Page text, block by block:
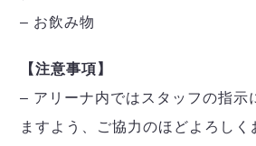
– お飲み物
【注意事項】
– アリーナ内ではスタッフの指示
ますよう、ご協力のほどよろしく